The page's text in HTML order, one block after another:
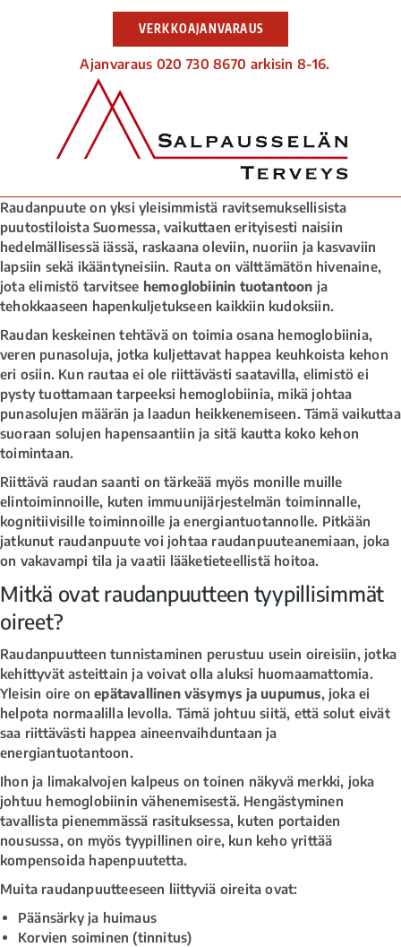
VERKKOAJANVARAUS
Ajanvaraus 020 730 8670 arkisin 8-16.
Raudanpuute on yksi yleisimmistä ravitsemuksellisista
puutostiloista Suomessa, vaikuttaen erityisesti naisiin
hedelmällisessä iässä, raskaana oleviin, nuoriin ja kasvaviin
lapsiin sekä ikääntyneisiin. Rauta on välttämätön hivenaine,
jota elimistö tarvitsee hemoglobiinin tuotantoon ja
tehokkaaseen hapenkuljetukseen kaikkiin kudoksiin.
Raudan keskeinen tehtävä on toimia osana hemoglobiinia,
veren punasoluja, jotka kuljettavat happea keuhkoista kehon
eri osiin. Kun rautaa ei ole riittävästi saatavilla, elimistö ei
pysty tuottamaan tarpeeksi hemoglobiinia, mikä johtaa
punasolujen määrän ja laadun heikkenemiseen. Tämä vaikuttaa
suoraan solujen hapensaantiin ja sitä kautta koko kehon
toimintaan.
Riittävä raudan saanti on tärkeää myös monille muille
elintoiminnoille, kuten immuunijärjestelmän toiminnalle,
kognitiivisille toiminnoille ja energiantuotannolle. Pitkään
jatkunut raudanpuute voi johtaa raudanpuuteanemiaan, joka
on vakavampi tila ja vaatii lääketieteellistä hoitoa.
Mitkä ovat raudanpuutteen tyypillisimmät
oireet?
Raudanpuutteen tunnistaminen perustuu usein oireisiin, jotka
kehittyvät asteittain ja voivat olla aluksi huomaamattomia.
Yleisin oire onepätavallinen väsymys ja uupumus, joka ei
helpota normaalilla levolla. Tämä johtuu siitä, että solut eivät
saa riittävästi happea aineenvaihduntaan ja
energiantuotantoon.
Ihon ja limakalvojen kalpeus on toinen näkyvä merkki, joka
johtuu hemoglobiinin vähenemisestä. Hengästyminen
tavallista pienemmässä rasituksessa, kuten portaiden
nousussa, on myös tyypillinen oire, kun keho yrittää
kompensoida hapenpuutetta.
Muita raudanpuutteeseen liittyviä oireita ovat:
Päänsärky ja huimaus
Korvien soiminen (tinnitus)